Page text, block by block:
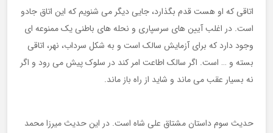
اتاقی که او هست قدم بگذارد، جایی دیگر می شنویم که این اتاق جادو
است. در اغلب آیین های سرسپاری و نحله های باطنی یک ممنوعه ای
وجود دارد که برای آزمایش سالک است و به شکل سرداب، نهر، اتاقی
بسته و … است. اگر سالک اطاعت امر کند در سلوک پیش می رود و اگر
نه بسیار عقب می ماند و شاید از راه باز ماند.
حدیث سوم داستان مشتاق علی شاه است. در این حدیث میرزا محمد